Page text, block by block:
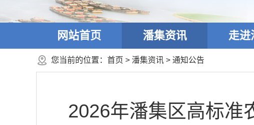
网站首页 潘集资讯 走进
您当前的位置： 首页 > 潘集资讯 > 通知公告
2026年潘集区高标准